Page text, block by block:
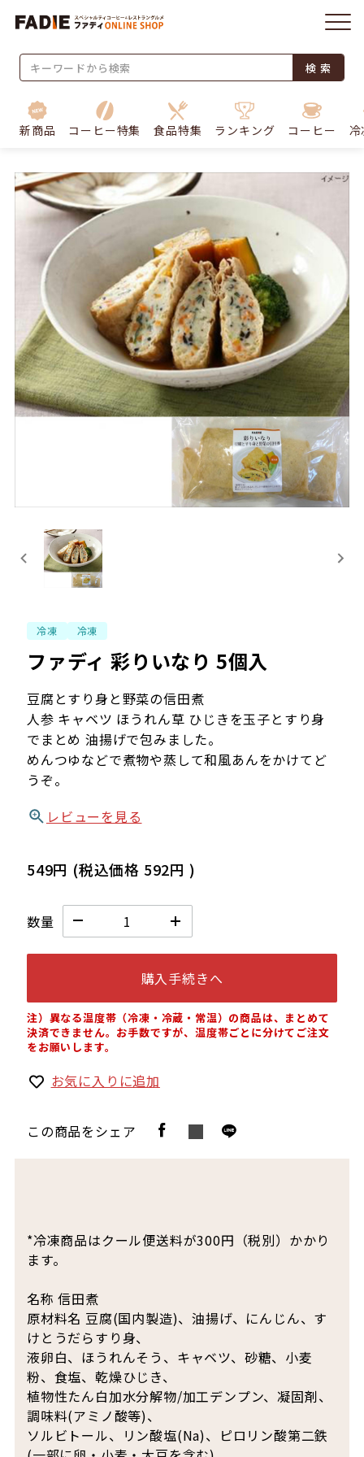
検 索
新商品 コーヒー特集 食品特集 ランキング コーヒー
ファディ 彩りいなり 5個入
豆腐とすり身と野菜の信田煮
人参 キャベツ ほうれん草 ひじきを玉子とすり身
でまとめ 油揚げで包みました。
めんつゆなどで煮物や蒸して和風あんをかけてど
うぞ。
レビューを見る
549円 (税込価格 592円 )
数量
購入手続きへ
注）異なる温度帯（冷凍・冷蔵・常温）の商品は、まとめて
決済できません。お手数ですが、温度帯ごとに分けてご注文
をお願いします。
お気に入りに追加
この商品をシェア
冷凍 冷凍
*冷凍商品はクール便送料が300円（税別）かかり
ます。
名称 信田煮
原材料名 豆腐(国内製造)、油揚げ、にんじん、す
けとうだらすり身、
液卵白、ほうれんそう、キャベツ、砂糖、小麦
粉、食塩、乾燥ひじき、
植物性たん白加水分解物/加工デンプン、凝固剤、
調味料(アミノ酸等)、
ソルビトール、リン酸塩(Na)、ピロリン酸第二鉄